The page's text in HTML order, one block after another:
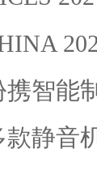
携智能
款静音